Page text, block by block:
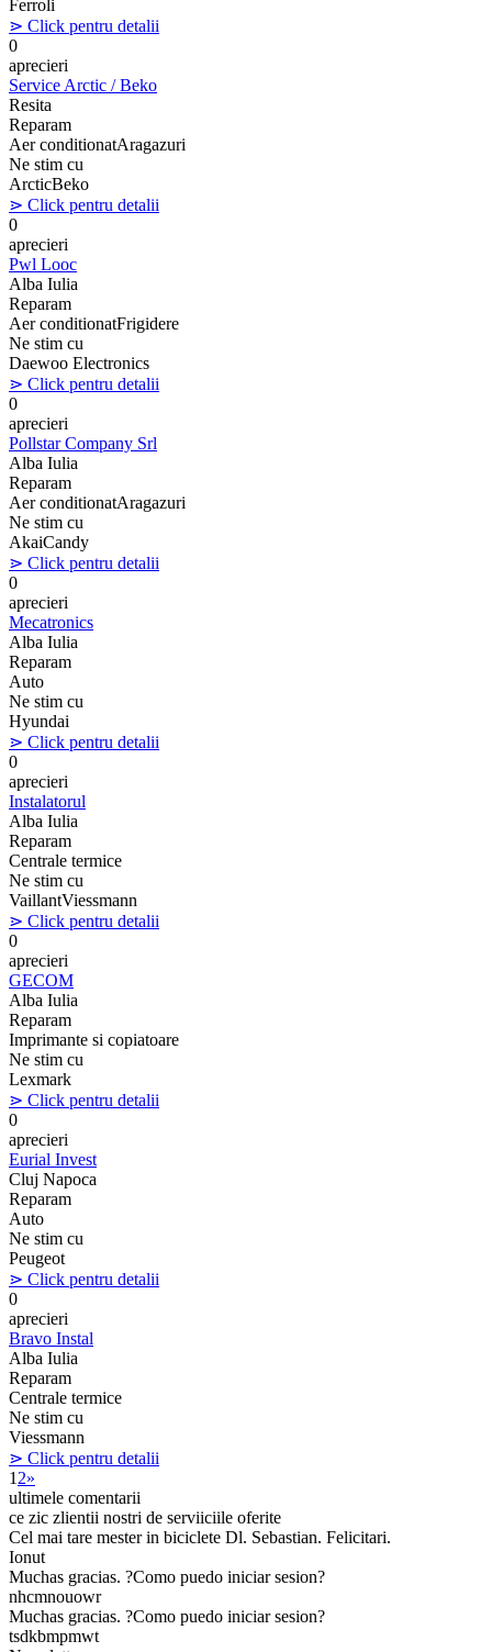
Ferroli
⋗ Click pentru detalii
0
aprecieri
Service Arctic / Beko
Resita
Reparam
Aer conditionatAragazuri
Ne stim cu
ArcticBeko
⋗ Click pentru detalii
0
aprecieri
Pwl Looc
Alba Iulia
Reparam
Aer conditionatFrigidere
Ne stim cu
Daewoo Electronics
⋗ Click pentru detalii
0
aprecieri
Pollstar Company Srl
Alba Iulia
Reparam
Aer conditionatAragazuri
Ne stim cu
AkaiCandy
⋗ Click pentru detalii
0
aprecieri
Mecatronics
Alba Iulia
Reparam
Auto
Ne stim cu
Hyundai
⋗ Click pentru detalii
0
aprecieri
Instalatorul
Alba Iulia
Reparam
Centrale termice
Ne stim cu
VaillantViessmann
⋗ Click pentru detalii
0
aprecieri
GECOM
Alba Iulia
Reparam
Imprimante si copiatoare
Ne stim cu
Lexmark
⋗ Click pentru detalii
0
aprecieri
Eurial Invest
Cluj Napoca
Reparam
Auto
Ne stim cu
Peugeot
⋗ Click pentru detalii
0
aprecieri
Bravo Instal
Alba Iulia
Reparam
Centrale termice
Ne stim cu
Viessmann
⋗ Click pentru detalii
1 2»
ultimele comentarii
ce zic zlientii nostri de serviiciile oferite
Cel mai tare mester in biciclete Dl. Sebastian. Felicitari.
Ionut
Muchas gracias. ?Como puedo iniciar sesion?
nhcmnouowr
Muchas gracias. ?Como puedo iniciar sesion?
tsdkbmpmwt